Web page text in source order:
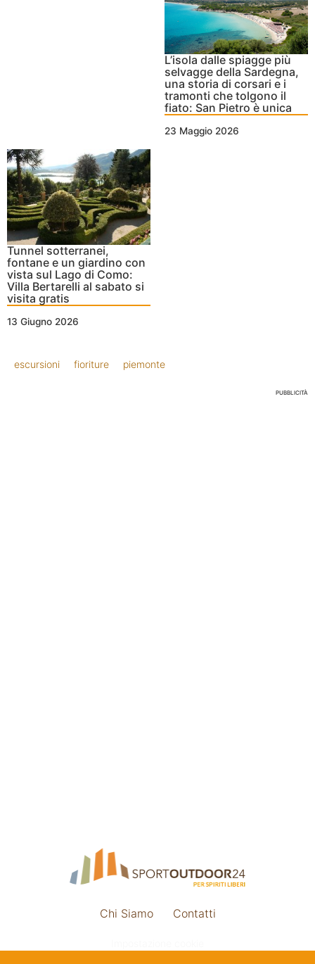
L’isola dalle spiagge più
selvagge della Sardegna,
una storia di corsari e i
tramonti che tolgono il
fiato: San Pietro è unica
23 Maggio 2026
Tunnel sotterranei,
fontane e un giardino con
vista sul Lago di Como:
Villa Bertarelli al sabato si
visita gratis
13 Giugno 2026
escursioni fioriture piemonte
PUBBLICITÀ
Chi Siamo Contatti